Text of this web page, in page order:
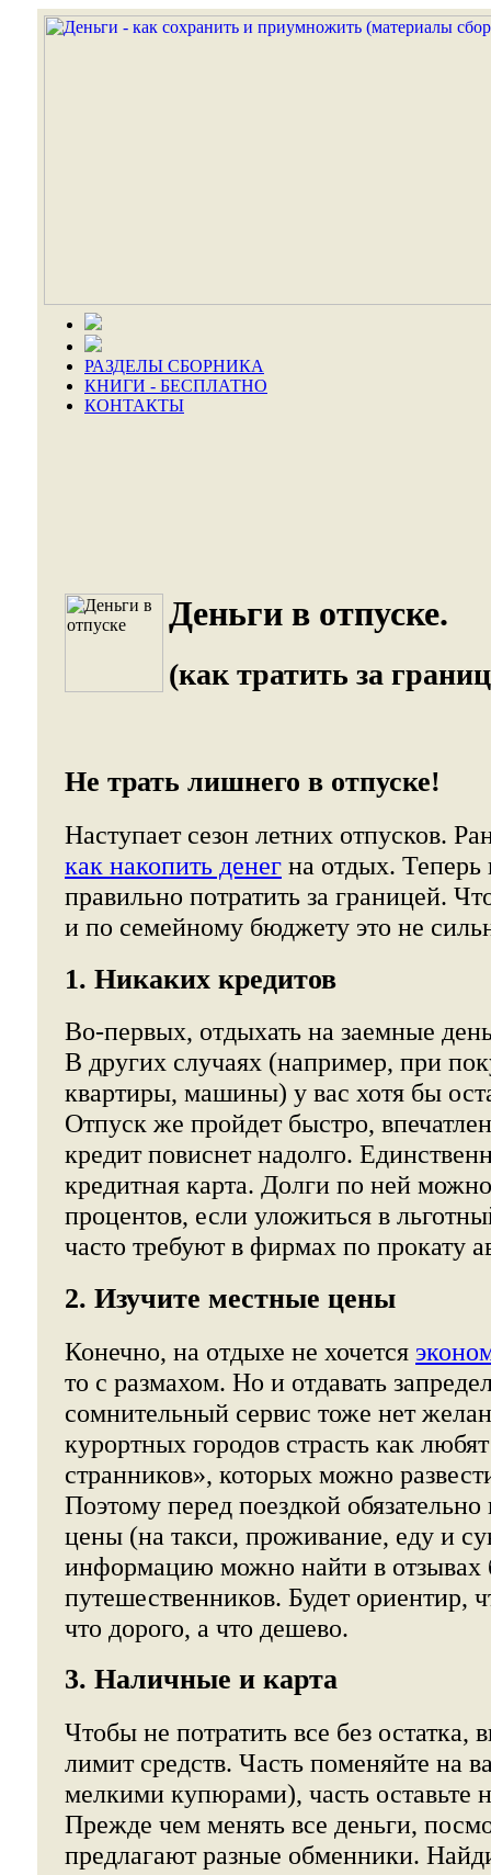
РАЗДЕЛЫ СБОРНИКА
КНИГИ - БЕСПЛАТНО
КОНТАКТЫ
Деньги в отпуске.
(как тратить за
Не трать лишнего в отпуске!
Наступает сезон летних отпусков.
как накопить денег на отдых. Теперь
правильно потратить за границей.
и по семейному бюджету это не
1. Никаких кредитов
Во-первых, отдыхать на заемные
В других случаях (например, при
квартиры, машины) у вас хотя бы
Отпуск же пройдет быстро,
кредит повиснет надолго.
кредитная карта. Долги по ней можно
процентов, если уложиться в
часто требуют в фирмах по прокату
2. Изучите местные цены
Конечно, на отдыхе не хочется
то с размахом. Но и отдавать
сомнительный сервис тоже нет
курортных городов страсть как
странников», которых можно
Поэтому перед поездкой
цены (на такси, проживание, еду и
информацию можно найти в отзывах
путешественников. Будет ориентир,
что дорого, а что дешево.
3. Наличные и карта
Чтобы не потратить все без остатка,
лимит средств. Часть поменяйте на
мелкими купюрами), часть оставьте
Прежде чем менять все деньги,
предлагают разные обменники.